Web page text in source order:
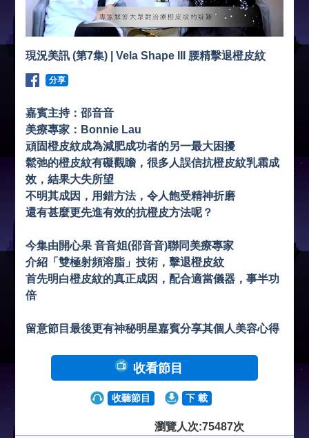
現況美訊 (第7集) | Vela Shape III 腰精擊退橙皮紋
分享
嘉賓主持：邵音音
美療專家：Bonnie Lau
頑固橙皮紋成為減肥成功者的另一最大困擾
鬆弛的橙皮紋有礙觀瞻，很多人誤信抗橙皮紋乳霜成
效，結果大失所望
不明其成因，用錯方法，令人飽受精神折磨
還有甚麼更先進有效的抗橙皮方法呢？
今集由開心果 音音姐(邵音音)聯同美療專家
介紹「雙極射頻溶脂」技術，擊退橙皮紋
首先明白橙皮紋的真正成因，配合適當儀器，事半功
倍
留意節目最後更有神秘明星嘉賓分享其個人美容心得
收看節目
收聽節目 下 載
瀏覽人次:75487次